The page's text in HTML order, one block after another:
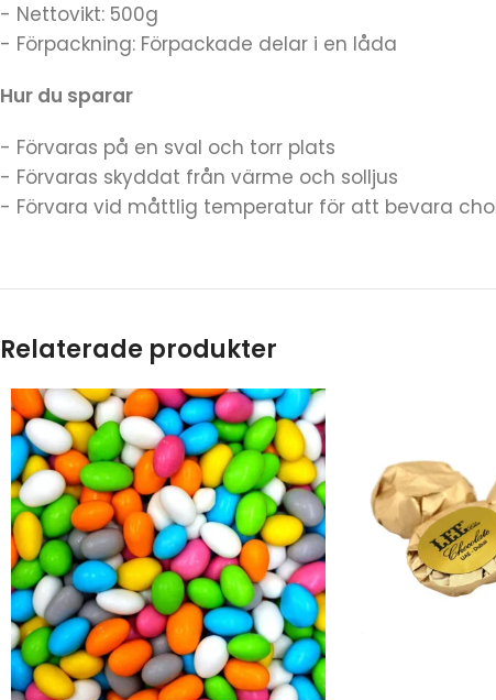
- Nettovikt: 500g
- Förpackning: Förpackade delar i en låda
Hur du sparar
- Förvaras på en sval och torr plats
- Förvaras skyddat från värme och solljus
- Förvara vid måttlig temperatur för att bevara
Relaterade produkter